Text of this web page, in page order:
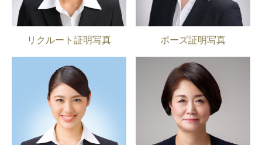
リクルート証明写真 ポーズ証明写真